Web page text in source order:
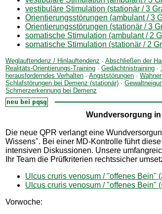
vestibuläre Stimulation (stationär / 3
Orientierungsstörungen (ambulant / 3
Orientierungsstörungen (stationär / 3
somatische Stimulation (ambulant / 2
somatische Stimulation (stationär / 2
Weglauftendenz / Hinlauftendenz · Abschließen der
Realitäts-Orientierungs-Training · Gedächtnistraining ·
herausforderndes Verhalten · Angststörungen ·
Schlafstörungen bei Demenz (stationär) ·
Schmerzerkennung bei Demenz
Wundversorgung
Die neue QPR verlangt eine
Wissens". Bei einer MD-Kontrolle führt
intensiven Diskussionen. Unsere
Ihr Team die Prüfkriterien rechtssicher
Ulcus cruris venosum / "offenes Bein"
Ulcus cruris venosum / "offenes Bein"
Vorwoche: